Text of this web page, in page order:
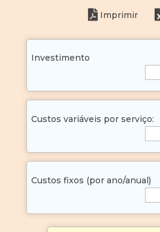
Imprimir
Investimento
Custos variáveis por serviço:
Custos fixos (por ano/anual)